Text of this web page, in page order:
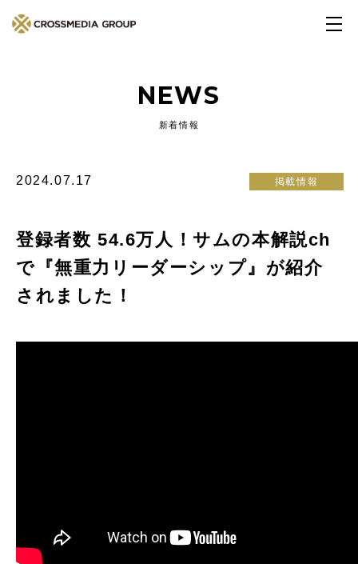
NEWS
新着情報
2024.07.17 掲載情報
登録者数 54.6万人！サムの本解説ch
で『無重力リーダーシップ』が紹介
されました！